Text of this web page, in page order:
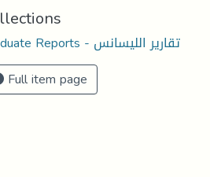
Graduate Reports - تقارير الليسانس
Full item page